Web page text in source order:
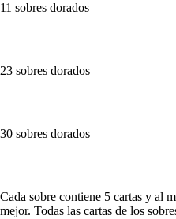
11 sobres dorados
23 sobres dorados
30 sobres dorados
Available actions
Cada sobre contiene 5 cartas y al
mejor. Todas las cartas de los